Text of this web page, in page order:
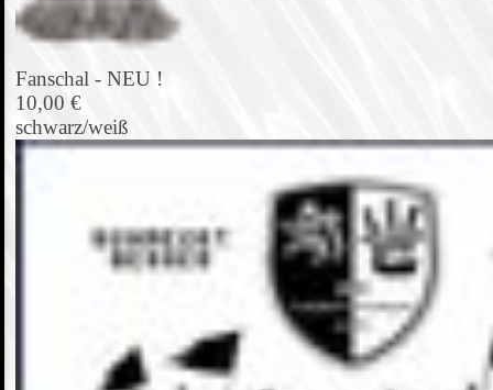
Fanschal - NEU !
10,00 €
schwarz/weiß